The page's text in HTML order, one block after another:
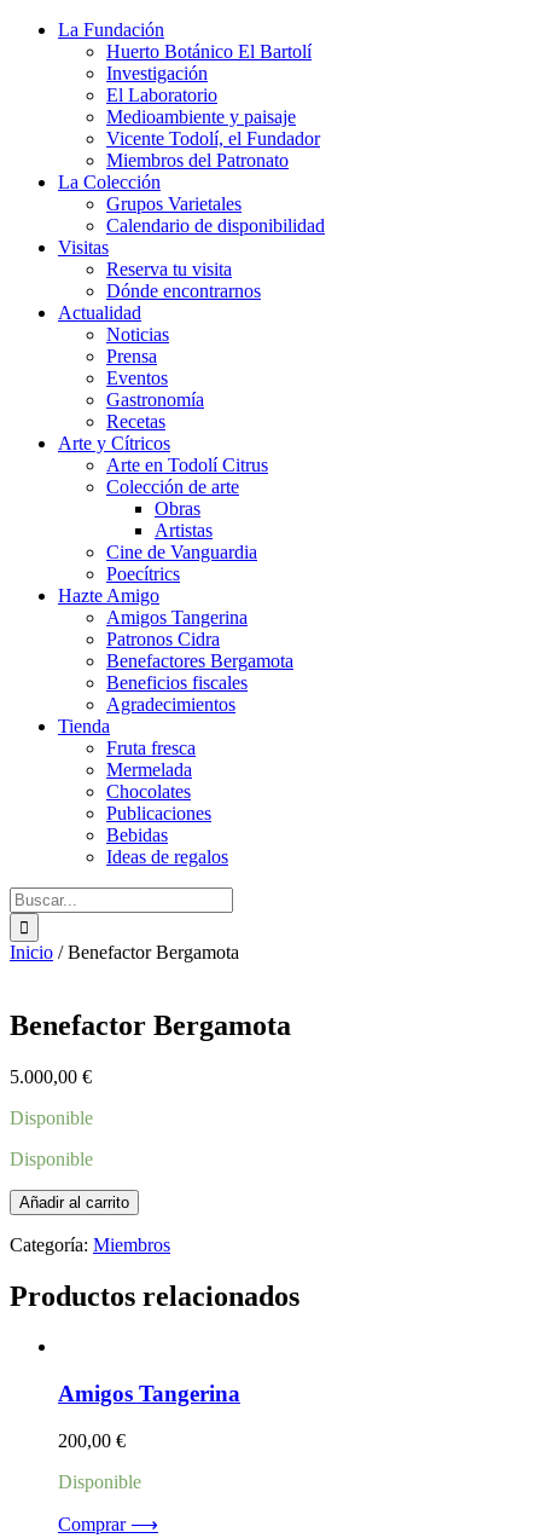
La Fundación
Huerto Botánico El Bartolí
Investigación
El Laboratorio
Medioambiente y paisaje
Vicente Todolí, el Fundador
Miembros del Patronato
La Colección
Grupos Varietales
Calendario de disponibilidad
Visitas
Reserva tu visita
Dónde encontrarnos
Actualidad
Noticias
Prensa
Eventos
Gastronomía
Recetas
Arte y Cítricos
Arte en Todolí Citrus
Colección de arte
Obras
Artistas
Cine de Vanguardia
Poecítrics
Hazte Amigo
Amigos Tangerina
Patronos Cidra
Benefactores Bergamota
Beneficios fiscales
Agradecimientos
Tienda
Fruta fresca
Mermelada
Chocolates
Publicaciones
Bebidas
Ideas de regalos
Buscar:
Inicio / Benefactor Bergamota
Benefactor Bergamota
5.000,00 €
Disponible
Disponible
Benefactor
Bergamota
cantidad
Añadir al carrito
Categoría: Miembros
Productos relacionados
Amigos Tangerina
200,00 €
Disponible
Comprar ⟶